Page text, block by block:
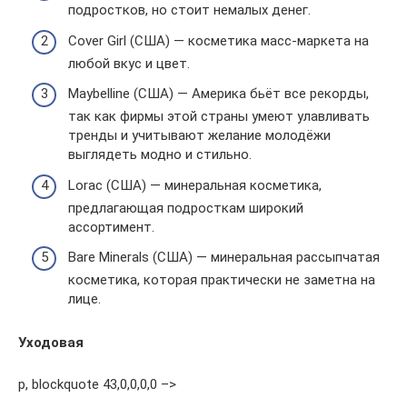
подростков, но стоит немалых денег.
Cover Girl (США) — косметика масс-маркета на
любой вкус и цвет.
Maybelline (США) — Америка бьёт все рекорды,
так как фирмы этой страны умеют улавливать
тренды и учитывают желание молодёжи
выглядеть модно и стильно.
Lorac (США) — минеральная косметика,
предлагающая подросткам широкий
ассортимент.
Bare Minerals (США) — минеральная рассыпчатая
косметика, которая практически не заметна на
лице.
Уходовая
p, blockquote 43,0,0,0,0 –>